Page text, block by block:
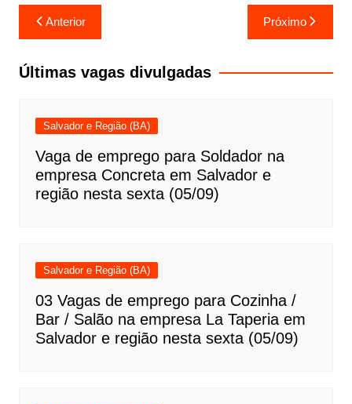
Navegação
de
Post
Anterior Próximo
Últimas vagas divulgadas
Salvador e Região (BA)
Vaga de emprego para Soldador na
empresa Concreta em Salvador e
região nesta sexta (05/09)
Salvador e Região (BA)
03 Vagas de emprego para Cozinha /
Bar / Salão na empresa La Taperia em
Salvador e região nesta sexta (05/09)